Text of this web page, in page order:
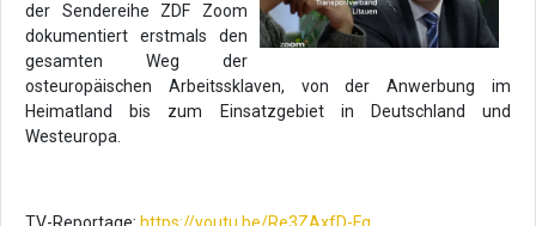
der Sendereihe ZDF Zoom
dokumentiert erstmals den
gesamten Weg der
osteuropäischen Arbeitssklaven, von der Anwerbung im
Heimatland bis zum Einsatzgebiet in Deutschland und
Westeuropa.